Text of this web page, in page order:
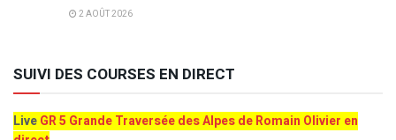
2 AOÛT 2026
SUIVI DES COURSES EN DIRECT
LiveGR 5 Grande Traversée des Alpes de Romain Olivier en